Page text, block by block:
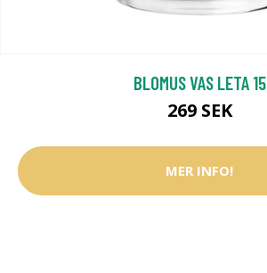
BLOMUS VAS LETA 15
269 SEK
MER INFO!